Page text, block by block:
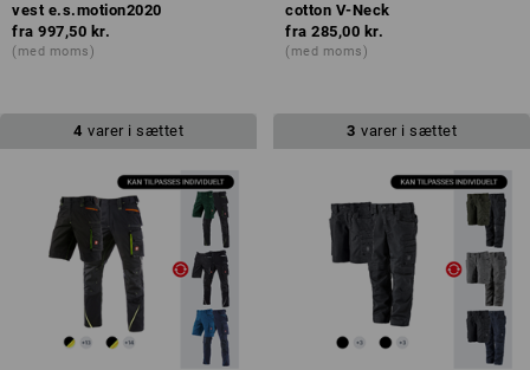
vest e.s.motion2020
fra 997,50 kr.
(med moms)
cotton V-Neck
fra 285,00 kr.
(med moms)
4 varer i sættet 3 varer i sættet